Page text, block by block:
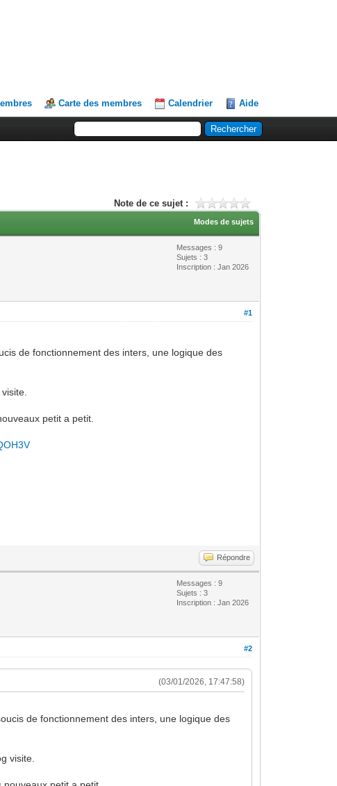
Carte des membres Calendrier Aide
Note de ce sujet :
Modes de sujets
Messages : 9
Sujets : 3
Inscription : Jan 2026
#1
de fonctionnement des inters, une logique des
petit a petit.
Répondre
Messages : 9
Sujets : 3
Inscription : Jan 2026
#2
(03/01/2026, 17:47:58)
de fonctionnement des inters, une logique des
visite.